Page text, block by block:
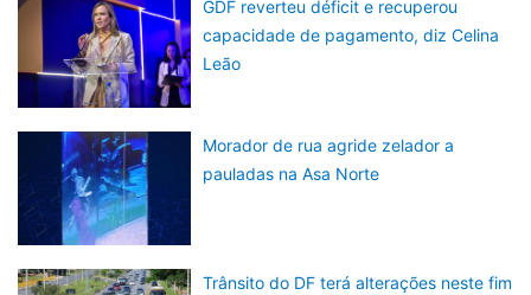
GDF reverteu déficit e recuperou
capacidade de pagamento, diz Celina
Leão
Morador de rua agride zelador a
pauladas na Asa Norte
Trânsito do DF terá alterações neste fim